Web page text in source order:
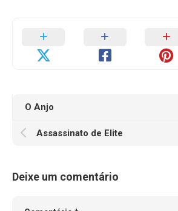
O Anjo
Assassinato de Elite
Deixe um comentário